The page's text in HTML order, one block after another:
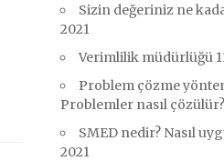
Sizin değeriniz ne
2021
Verimlilik müdürlüğü
Problem çözme
Problemler nasıl çözülür?
SMED nedir? Nasıl
2021